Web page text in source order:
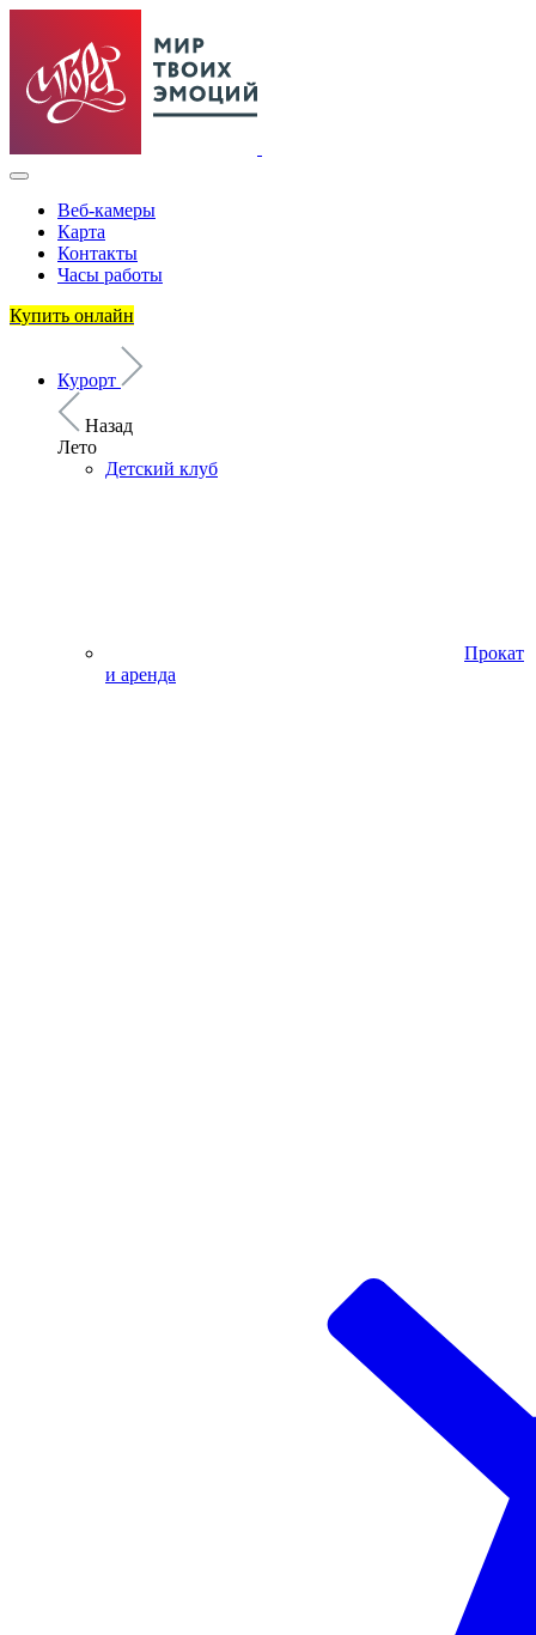
Веб-камеры
Карта
Контакты
Часы работы
Купить онлайн
Курорт
Назад
Лето
Детский клуб
Прокат
и аренда